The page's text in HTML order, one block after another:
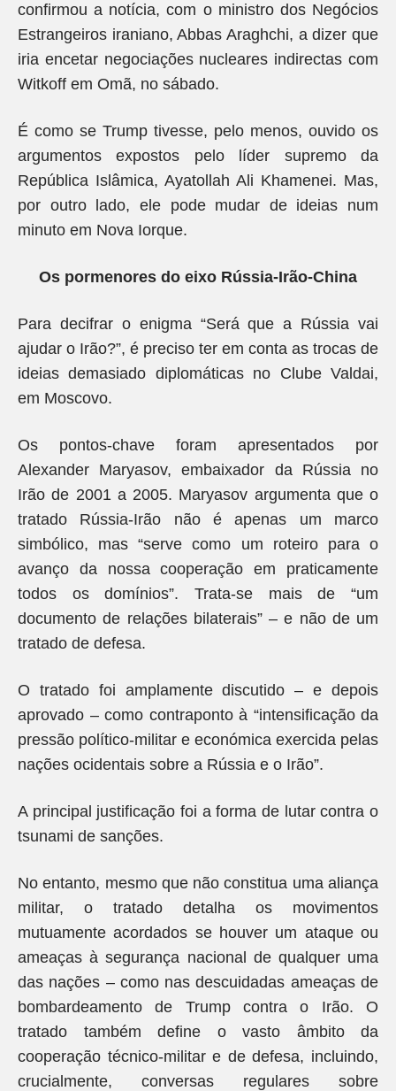
confirmou a notícia, com o ministro dos Negócios
Estrangeiros iraniano, Abbas Araghchi, a dizer que
iria encetar negociações nucleares indirectas com
Witkoff em Omã, no sábado.
É como se Trump tivesse, pelo menos, ouvido os
argumentos expostos pelo líder supremo da
República Islâmica, Ayatollah Ali Khamenei. Mas,
por outro lado, ele pode mudar de ideias num
minuto em Nova Iorque.
Os pormenores do eixo Rússia-Irão-China
Para decifrar o enigma “Será que a Rússia vai
ajudar o Irão?”, é preciso ter em conta as trocas de
ideias demasiado diplomáticas no Clube Valdai,
em Moscovo.
Os pontos-chave foram apresentados por
Alexander Maryasov, embaixador da Rússia no
Irão de 2001 a 2005. Maryasov argumenta que o
tratado Rússia-Irão não é apenas um marco
simbólico, mas “serve como um roteiro para o
avanço da nossa cooperação em praticamente
todos os domínios”. Trata-se mais de “um
documento de relações bilaterais” – e não de um
tratado de defesa.
O tratado foi amplamente discutido – e depois
aprovado – como contraponto à “intensificação da
pressão político-militar e económica exercida pelas
nações ocidentais sobre a Rússia e o Irão”.
A principal justificação foi a forma de lutar contra o
tsunami de sanções.
No entanto, mesmo que não constitua uma aliança
militar, o tratado detalha os movimentos
mutuamente acordados se houver um ataque ou
ameaças à segurança nacional de qualquer uma
das nações – como nas descuidadas ameaças de
bombardeamento de Trump contra o Irão. O
tratado também define o vasto âmbito da
cooperação técnico-militar e de defesa, incluindo,
crucialmente, conversas regulares sobre